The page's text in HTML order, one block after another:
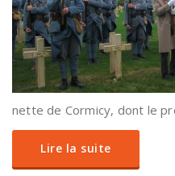
nette de Cormicy, dont le
Lire la suite